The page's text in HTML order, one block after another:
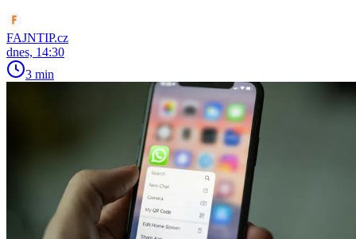
FAJNTIP.cz
dnes, 14:30
3 min